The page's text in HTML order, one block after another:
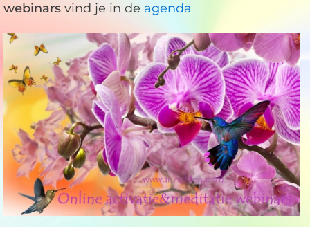
webinars vind je in de agenda